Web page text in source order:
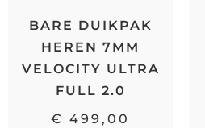
BARE DUIKPAK
HEREN 7MM
VELOCITY ULTRA
FULL 2.0
€ 499,00